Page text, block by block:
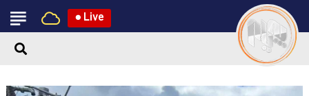
● Live